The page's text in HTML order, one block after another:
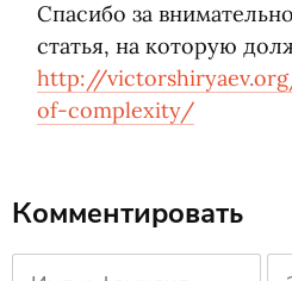
Спасибо за
статья, на которую
http://
of-complexity/
Комментировать